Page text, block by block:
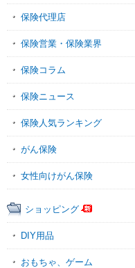
保険代理店
保険営業・保険業界
保険コラム
保険ニュース
保険人気ランキング
がん保険
女性向けがん保険
ショッピング
DIY用品
おもちゃ、ゲーム